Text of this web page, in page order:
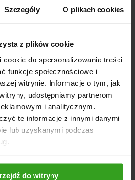
Szczegóły O plikach cookies
z plików cookie
do spersonalizowania treści
funkcje społecznościowe i
witrynie. Informacje o tym, jak
udostępniamy partnerom
i analitycznym.
te informacje z innymi danymi
lub uzyskanymi podczas
do witryny
umożliwia precyzyjne i
i oświetleniem LED.
mm, rozstaw osi 1858 mm,
1600 mm
13.6-28
wybrać LS Tractor MT
– doskonały
jak i transportowych.